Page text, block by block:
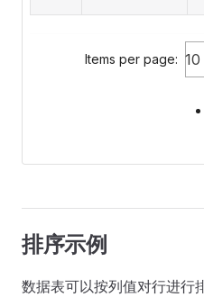
Items per page: 10
排序示例
数据表可以按列值对行进行